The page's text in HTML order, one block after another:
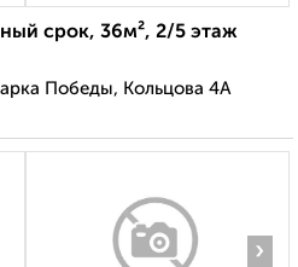
срок, 36м², 2/5 этаж
Победы, Кольцова 4А
›